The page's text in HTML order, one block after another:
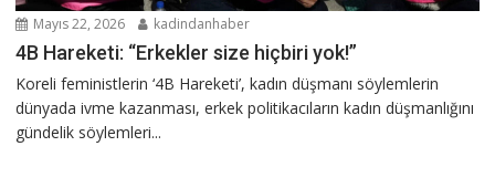
Mayıs 22, 2026 kadindanhaber
4B Hareketi: “Erkekler size hiçbiri yok!”
Koreli feministlerin ‘4B Hareketi’, kadın düşmanı söylemlerin
dünyada ivme kazanması, erkek politikacıların kadın düşmanlığını
gündelik söylemleri...